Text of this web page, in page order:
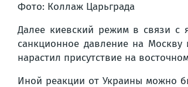
Фото: Коллаж Царьграда
Далее киевский режим в связи с
санкционное давление на
нарастил присутствие на
Иной реакции от Украины можно